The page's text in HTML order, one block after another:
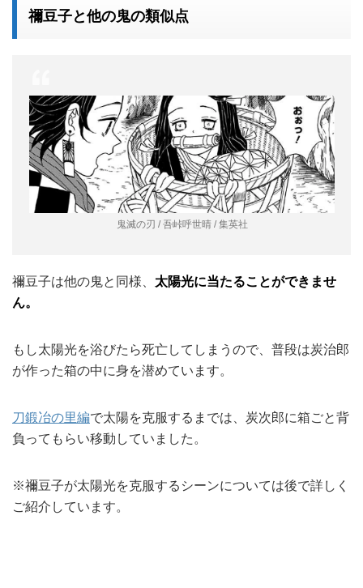
禰豆子と他の鬼の類似点
鬼滅の刃 / 吾峠呼世晴 / 集英社
禰豆子は他の鬼と同様、 太陽光に当たることができませ
ん。
もし太陽光を浴びたら死亡してしまうので、普段は炭治郎
が作った箱の中に身を潜めています。
刀鍛冶の里編で太陽を克服するまでは、炭次郎に箱ごと背
負ってもらい移動していました。
※禰豆子が太陽光を克服するシーンについては後で詳しく
ご紹介しています。